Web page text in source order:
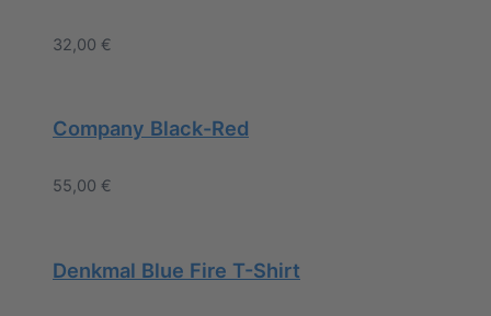
32,00 €
Company Black-Red
55,00 €
Denkmal Blue Fire T-Shirt